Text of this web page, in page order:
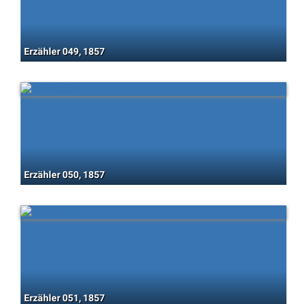
Erzähler 049, 1857
Erzähler 050, 1857
Erzähler 051, 1857